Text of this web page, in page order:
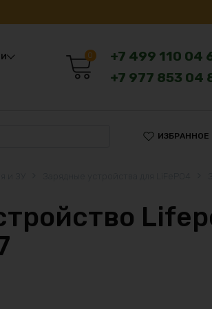
0
+7 499 110 04
+7 977 853 04
ИЗБРАННОЕ